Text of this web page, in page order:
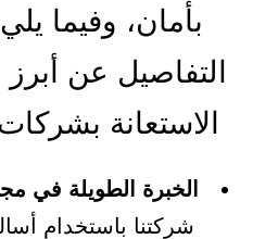
بأمان، وفيما
التفاصيل عن
الاستعانة
الخبرة الطويلة في
شركتنا باستخدام